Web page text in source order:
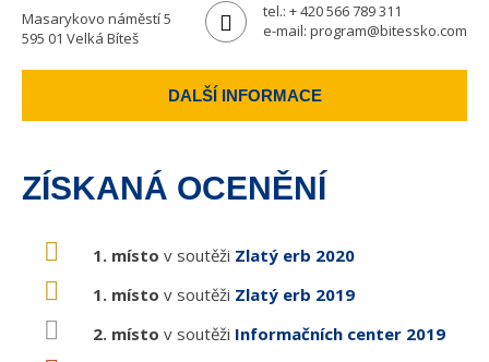
Masarykovo náměstí 5
595 01 Velká Bíteš
tel.: + 420 566 789 311
e-mail: program@bitessko.com
DALŠÍ INFORMACE
ZÍSKANÁ OCENĚNÍ
1. místo v soutěži Zlatý erb 2020
1. místo v soutěži Zlatý erb 2019
2. místo v soutěži Informačních center 2019